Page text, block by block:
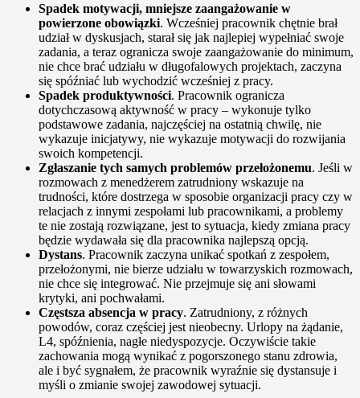
Spadek motywacji, mniejsze zaangażowanie w
powierzone obowiązki. Wcześniej pracownik chętnie brał
udział w dyskusjach, starał się jak najlepiej wypełniać swoje
zadania, a teraz ogranicza swoje zaangażowanie do minimum,
nie chce brać udziału w długofalowych projektach, zaczyna
się spóźniać lub wychodzić wcześniej z pracy.
Spadek produktywności. Pracownik ogranicza
dotychczasową aktywność w pracy – wykonuje tylko
podstawowe zadania, najczęściej na ostatnią chwilę, nie
wykazuje inicjatywy, nie wykazuje motywacji do rozwijania
swoich kompetencji.
Zgłaszanie tych samych problemów przełożonemu. Jeśli w
rozmowach z menedżerem zatrudniony wskazuje na
trudności, które dostrzega w sposobie organizacji pracy czy w
relacjach z innymi zespołami lub pracownikami, a problemy
te nie zostają rozwiązane, jest to sytuacja, kiedy zmiana pracy
będzie wydawała się dla pracownika najlepszą opcją.
Dystans. Pracownik zaczyna unikać spotkań z zespołem,
przełożonymi, nie bierze udziału w towarzyskich rozmowach,
nie chce się integrować. Nie przejmuje się ani słowami
krytyki, ani pochwałami.
Częstsza absencja w pracy. Zatrudniony, z różnych
powodów, coraz częściej jest nieobecny. Urlopy na żądanie,
L4, spóźnienia, nagłe niedyspozycje. Oczywiście takie
zachowania mogą wynikać z pogorszonego stanu zdrowia,
ale i być sygnałem, że pracownik wyraźnie się dystansuje i
myśli o zmianie swojej zawodowej sytuacji.